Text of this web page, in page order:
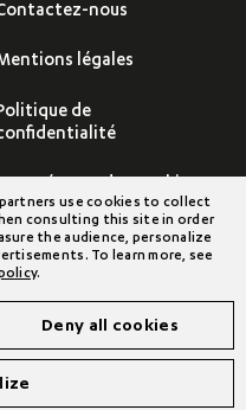
nous
légales
de
du site
Groupe
use cookies to collect
consulting this site in order
the audience, personalize
To learn more, see
.
Deny all cookies